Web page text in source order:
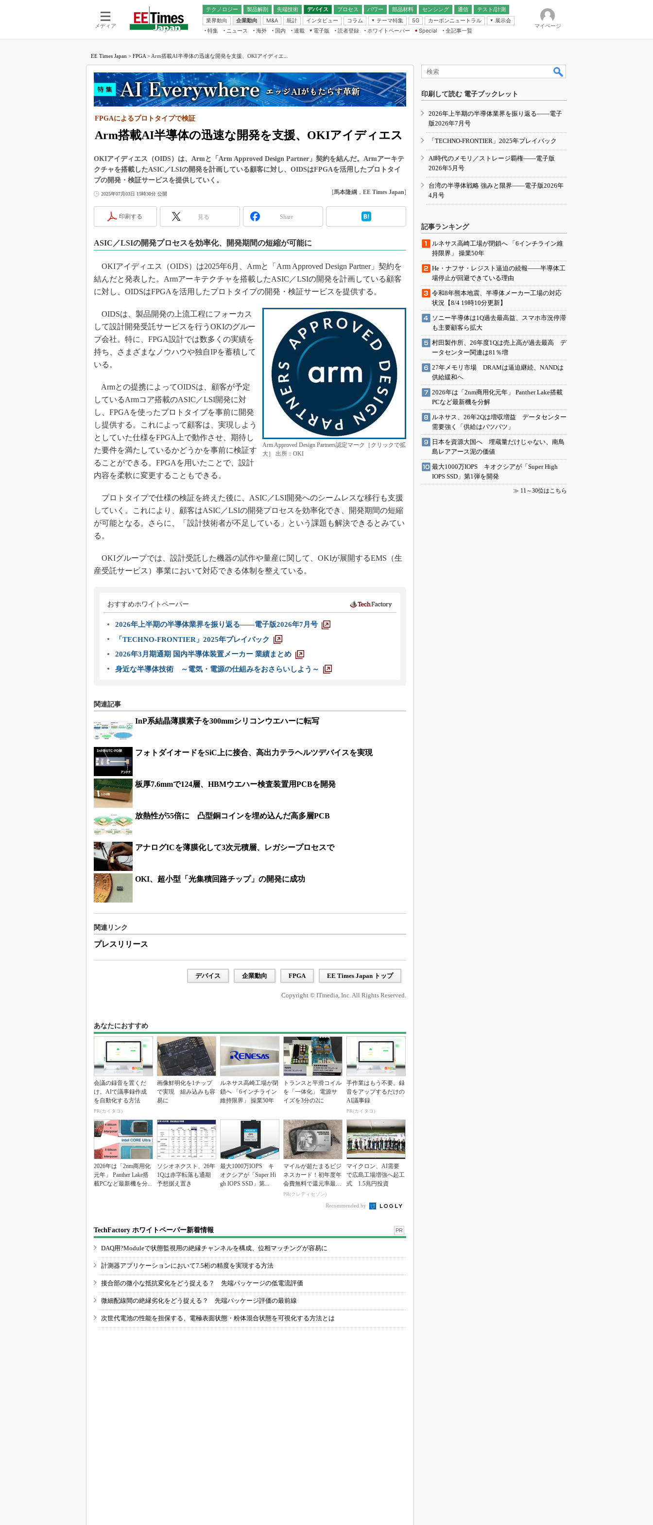
メディア
テクノロジー 製品解剖
先端技術
電池／エネルギー
デバイス
アナログ
マイコン
FPGA
プロセス パワー 部品材料 センシング
通信
無線
テスト/計測
業界動向
企業動向 M&A 統計 インタビュー コラム
テーマ特集
フィジカルAI
半導体後工程
読者調査（EE Times Research）
カーボンニュートラル
電源設計（EDN Japan）
Japan）
5G カーボンニュートラル
展示会
IoT・エッジコンピューティング
EXPO
EdgeTech＋
TECHNO-FRONTIER
人とくるま展
特集 ニュース 海外 国内
連載
福田昭のデバイス通信
湯之上隆のナノフォーカス
大山聡の業界スコープ
大原雄介のエレ・組み込みプレイバ
学漂流記
踊るバズワード ～Behind the
Buzzword
この10年で起こったこと、次の10年
製品分解で探るアジアの新トレンド
光伝送技術を知る
改革、執念の180日
IHSアナリスト「未来展望」
ための新行動論
電子版
電子ブックレット
読者登録 ホワイトペーパー
Special
全記事一覧
マイページ
EE Times Japan > FPGA > Arm搭載AI半導体の迅速な開発を支援、OKIアイディエ...
Arm搭載AI半導体の迅速な開発を支援、OKIアイディエス
FPGAによるプロトタイプで検証
OKIアイディエス（OIDS）は、Armと「Arm Approved Design Partner」契約を結んだ。Armアーキテ
クチャを搭載したASIC／LSIの開発を計画している顧客に対し、OIDSはFPGAを活用したプロトタイ
プの開発・検証サービスを提供していく。
2025年07月03日 15時30分 公開 [馬本隆綱 ， EE Times Japan]
印刷する 見る Share
ASIC／LSIの開発プロセスを効率化、開発期間の短縮が可能に
OKIアイディエス（OIDS）は2025年6月、Armと「Arm Approved Design Partner」契約を
結んだと発表した。Armアーキテクチャを搭載したASIC／LSIの開発を計画している顧客
に対し、OIDSはFPGAを活用したプロトタイプの開発・検証サービスを提供する。
Arm Approved Design Partners認定マーク［クリックで拡
大］ 出所：OKI
OIDSは、製品開発の上流工程にフォーカス
して設計開発受託サービスを行うOKIのグルー
プ会社。特に、FPGA設計では数多くの実績を
持ち、さまざまなノウハウや独自IPを蓄積して
いる。
Armとの提携によってOIDSは、顧客が予定
しているArmコア搭載のASIC／LSI開発に対
し、FPGAを使ったプロトタイプを事前に開発
し提供する。これによって顧客は、実現しよう
としていた仕様をFPGA上で動作させ、期待し
た要件を満たしているかどうかを事前に検証す
ることができる。FPGAを用いたことで、設計
内容を柔軟に変更することもできる。
プロトタイプで仕様の検証を終えた後に、ASIC／LSI開発へのシームレスな移行も支援
していく。これにより、顧客はASIC／LSIの開発プロセスを効率化でき、開発期間の短縮
が可能となる。さらに、「設計技術者が不足している」という課題も解決できるとみてい
る。
OKIグループでは、設計受託した機器の試作や量産に関して、OKIが展開するEMS（生
産受託サービス）事業において対応できる体制を整えている。
おすすめホワイトペーパー
2026年上半期の半導体業界を振り返る――電子版2026年7月号
「TECHNO-FRONTIER」2025年プレイバック
2026年3月期通期 国内半導体装置メーカー 業績まとめ
身近な半導体技術 ～電気・電源の仕組みをおさらいしよう～
関連記事
InP系結晶薄膜素子を300mmシリコンウエハーに転写
フォトダイオードをSiC上に接合、高出力テラヘルツデバイスを実現
板厚7.6mmで124層、HBMウエハー検査装置用PCBを開発
放熱性が55倍に 凸型銅コインを埋め込んだ高多層PCB
アナログICを薄膜化して3次元積層、レガシープロセスで
OKI、超小型「光集積回路チップ」の開発に成功
関連リンク
プレスリリース
デバイス 企業動向 FPGA EE Times Japan トップ
Copyright © ITmedia, Inc. All Rights Reserved.
あなたにおすすめ
会議の録音を置くだ
け。AIで議事録作成
を自動化する方法
PR(カイタヨ)
画像鮮明化を1チップ
で実現 組み込みも容
易に
ルネサス高崎工場が閉
鎖へ 「6インチライン
維持限界」 操業50年
トランスと平滑コイル
を「一体化」 電源サ
イズを3分の2に
手作業はもう不要。録
音をアップするだけの
AI議事録
PR(カイタヨ)
2026年は「2nm商用化
元年」 Panther Lake搭
載PCなど最新機を分...
ソシオネクスト、26年
1Qは赤字転落も通期
予想据え置き
最大1000万IOPS キ
オクシアが「Super Hi
gh IOPS SSD」第...
マイルが超たまるビジ
ネスカード！初年度年
会費無料で還元率最大
1.125%
PR(クレディセゾン)
マイクロン、AI需要
で広島工場増強へ起工
式 1.5兆円投資
Recommended by
TechFactory ホワイトペーパー新着情報 PR
DAQ用?Moduleで状態監視用の絶縁チャンネルを構成、位相マッチングが容易に
計測器アプリケーションにおいて7.5桁の精度を実現する方法
接合部の微小な抵抗変化をどう捉える？ 先端パッケージの低電流評価
微細配線間の絶縁劣化をどう捉える？ 先端パッケージ評価の最前線
次世代電池の性能を担保する、電極表面状態・粉体混合状態を可視化する方法とは
印刷して読む 電子ブックレット
2026年上半期の半導体業界を振り返る――電子
版2026年7月号
「TECHNO-FRONTIER」2025年プレイバック
AI時代のメモリ／ストレージ覇権――電子版
2026年5月号
台湾の半導体戦略 強みと限界――電子版2026年
4月号
記事ランキング
ルネサス高崎工場が閉鎖へ 「6インチライン維
持限界」 操業50年
He・ナフサ・レジスト逼迫の続報――半導体工
場停止が回避できている理由
令和8年熊本地震、半導体メーカー工場の対応
状況【8/4 19時10分更新】
ソニー半導体は1Q過去最高益、スマホ市況停滞
も主要顧客ら拡大
村田製作所、26年度1Qは売上高が過去最高 デ
ータセンター関連は81％増
27年メモリ市場 DRAMは逼迫継続、NANDは
供給緩和へ
2026年は「2nm商用化元年」 Panther Lake搭載
PCなど最新機を分解
ルネサス、26年2Qは増収増益 データセンター
需要強く「供給はパツパツ」
日本を資源大国へ 埋蔵量だけじゃない、南鳥
島レアアース泥の価値
最大1000万IOPS キオクシアが「Super High
IOPS SSD」第1弾を開発
≫ 11～30位はこちら